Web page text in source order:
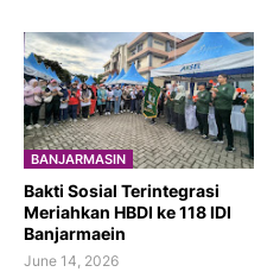
BANJARMASIN
Bakti Sosial Terintegrasi
Meriahkan HBDI ke 118 IDI
Banjarmaein
June 14, 2026